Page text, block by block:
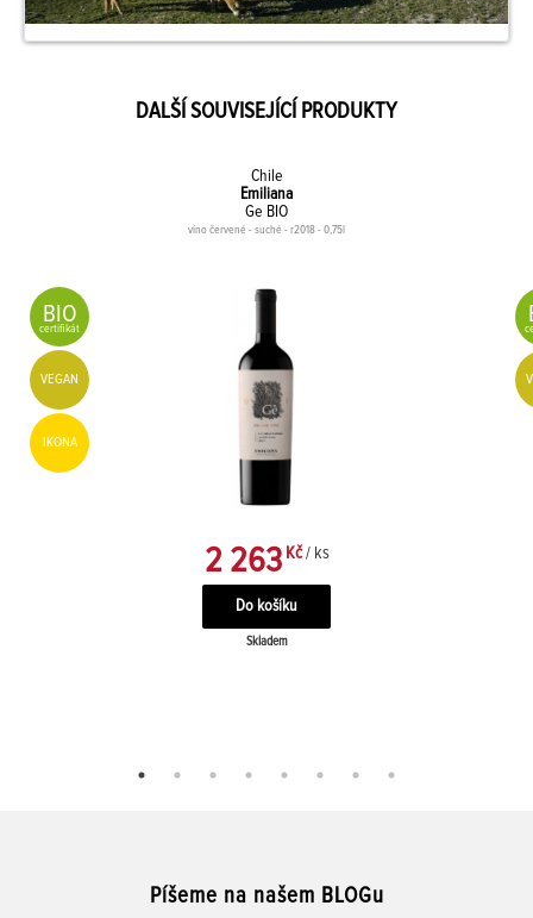
DALŠÍ SOUVISEJÍCÍ PRODUKTY
Chile
Emiliana
Ge BIO
víno červené - suché - r2018 - 0,75l
BIO
certifikát
VEGAN
IKONA
2 263Kč / ks
Skladem
Píšeme na našem BLOGu